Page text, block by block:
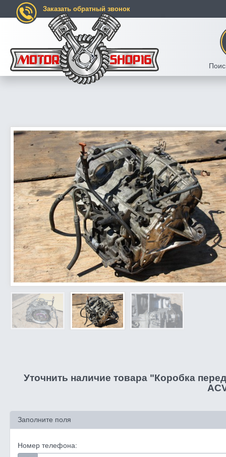
Заказать обратный звонок
Уточнить наличие товара "Коробка
Заполните поля
Номер телефона: